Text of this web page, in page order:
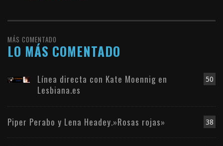
MÁS COMENTADO
LO MÁS COMENTADO
50
Línea directa con Kate Moennig en
Lesbiana.es
38
Piper Perabo y Lena Headey.»Rosas rojas»